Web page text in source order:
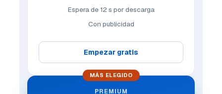
Espera de 12 s por descarga
Con publicidad
Empezar gratis
MÁS ELEGIDO
PREMIUM